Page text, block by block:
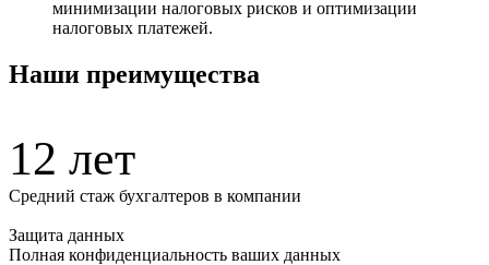
минимизации налоговых рисков и оптимизации
налоговых платежей.
Наши преимущества
12 лет
Средний стаж бухгалтеров в компании
Защита данных
Полная конфиденциальность ваших данных